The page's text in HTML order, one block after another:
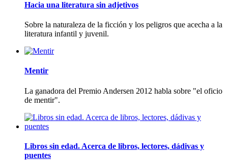
Hacia una literatura sin adjetivos
Sobre la naturaleza de la ficción y los peligros que acecha a la
literatura infantil y juvenil.
Mentir
La ganadora del Premio Andersen 2012 habla sobre "el oficio
de mentir".
Libros sin edad. Acerca de libros, lectores, dádivas y
puentes